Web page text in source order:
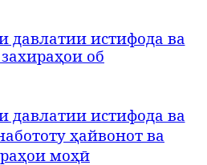
давлатии истифода ва
ҳои об
давлатии истифода ва
ҳайвонот ва
моҳӣ